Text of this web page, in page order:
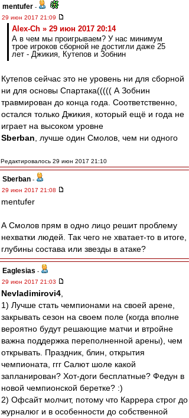
mentufer -
29 июн 2017 21:09
Alex-Ch » 29 июн 2017 20:14
А в чем мы проигрываем? У нас минимум
трое игроков сборной не достигли даже 25
лет - Джикия, Кутепов и Зобнин
Кутепов сейчас это не уровень ни для сборной
ни для основы Спартака((((( А Зобнин
травмирован до конца года. Соответственно,
остался только Джикия, который ещё и года не
играет на высоком уровне
Sberban , лучше один Смолов, чем ни одного
Редактировалось 29 июн 2017 21:10
Sberban -
29 июн 2017 21:08
mentufer
А Смолов прям в одно лицо решит проблему
нехватки людей. Так чего не хватает-то в итоге,
глубины состава или звезды в атаке?
Eaglesias -
29 июн 2017 21:03
Nevladimirovi4
1) Лучше стать чемпионами на своей арене,
закрывать сезон на своем поле (когда вполне
вероятно будут решающие матчи и втройне
важна поддержка переполненной арены), чем
открывать. Праздник, блин, открытия
чемпионата, ггг Салют шоле какой
запланирован? Хот-доги бесплатные? Федун в
новой чемпионской беретке? :)
2) Офсайт молчит, потому что Каррера строг до
журналюг и в особенности до собственной